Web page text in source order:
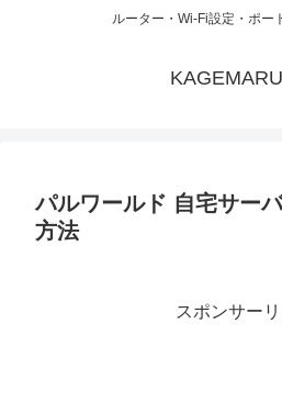
ルーター・Wi-Fi設定・ポー
パルワールド 自宅サー
方法
スポンサー